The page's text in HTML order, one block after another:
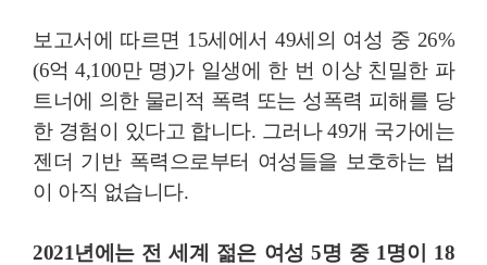
보고서에 따르면 15세에서 49세의 여성 중 26%
(6억 4,100만 명)가 일생에 한 번 이상 친밀한 파
트너에 의한 물리적 폭력 또는 성폭력 피해를 당
한 경험이 있다고 합니다. 그러나 49개 국가에는
젠더 기반 폭력으로부터 여성들을 보호하는 법
이 아직 없습니다.
2021년에는 전 세계 젊은 여성 5명 중 1명이 18